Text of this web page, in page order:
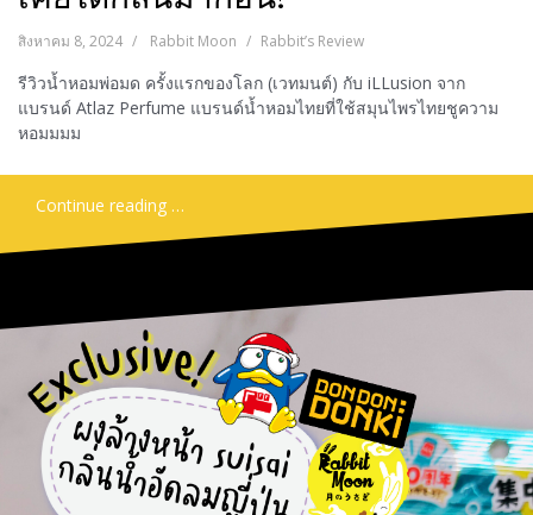
สิงหาคม 8, 2024 Rabbit Moon Rabbit’s Review
รีวิวน้ำหอมพ่อมด ครั้งแรกของโลก (เวทมนต์) กับ iLLusion จาก
แบรนด์ Atlaz Perfume แบรนด์น้ำหอมไทยที่ใช้สมุนไพรไทยชูความ
หอมมมม
Continue reading …